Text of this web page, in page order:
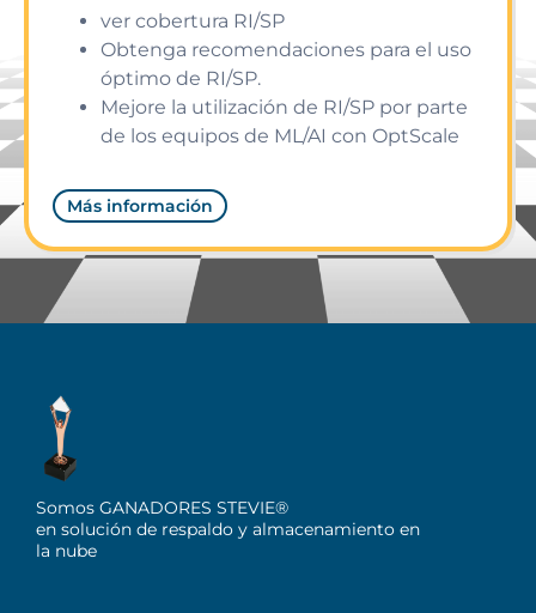
ver cobertura RI/SP
Obtenga recomendaciones para el uso
óptimo de RI/SP.
Mejore la utilización de RI/SP por parte
de los equipos de ML/AI con OptScale
Más información
Somos GANADORES STEVIE®
en solución de respaldo y almacenamiento en
la nube